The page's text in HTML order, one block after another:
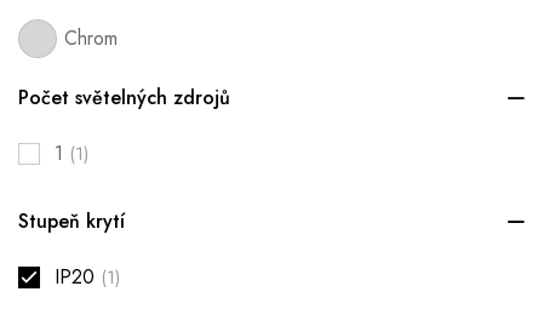
Chrom
Počet světelných zdrojů
1 (1)
Stupeň krytí
IP20 (1)